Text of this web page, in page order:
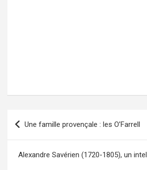
Navigation
de
l’article
Une famille provençale : les O’Farrell
Alexandre Savérien (1720-1805), un